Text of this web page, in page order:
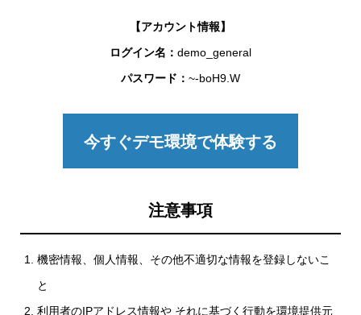
【アカウント情報】
ログイン名： demo_general
パスワード： ~-boH9.W
今すぐデモ環境で体験する
注意事項
機密情報、個人情報、その他不適切な情報を登録しないこ
と
利用者のIPアドレス情報や それに基づく行動を環境提供元